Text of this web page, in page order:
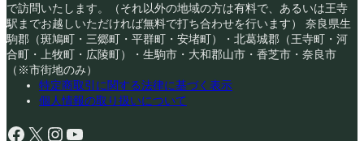
で訪問いたします。（それ以外の地域の方は有料で、あるいは王寺
駅までお越しいただければ無料で打ち合わせを行います） 奈良県生
駒郡（斑鳩町・三郷町・平群町・安堵町）・北葛城郡（王寺町・河
合町・上牧町・広陵町）・生駒市・大和郡山市・香芝市・奈良市
（※市街地のみ）
特定商取引に関する法律に基づく表示
個人情報の取り扱いについて
Facebook X Instagram YouTube